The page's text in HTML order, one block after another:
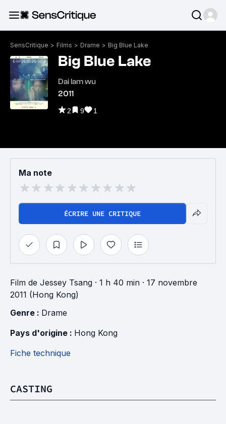
SensCritique > Films > Drame > Big Blue Lake
Big Blue Lake
Dai lam wu
2011
2 9 1
Ma note
ÉCRIRE UNE CRITIQUE
Film de Jessey Tsang · 1 h 40 min · 17 novembre
2011 (Hong Kong)
Genre : Drame
Pays d'origine : Hong Kong
Fiche technique
CASTING